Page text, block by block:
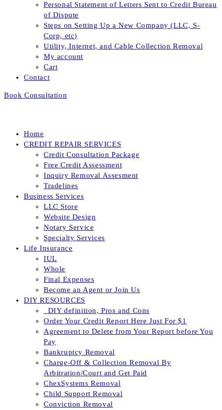
Personal Statement of Letters Sent to Credit Bureau
of Dispute
Steps on Setting Up a New Company (LLC, S-
Corp, etc)
Utility, Internet, and Cable Collection Removal
My account
Cart
Contact
Book Consultation
Home
CREDIT REPAIR SERVICES
Credit Consultation Package
Free Credit Assessment
Inquiry Removal Assesment
Tradelines
Business Services
LLC Store
Website Design
Notary Service
Specialty Services
Life Insurance
IUL
Whole
Final Expenses
Become an Agent or Join Us
DIY RESOURCES
_DIY definition, Pros and Cons
Order Your Credit Report Here Just For $1
Agreement to Delete from Your Report before You
Pay
Bankruptcy Removal
Charge-Off & Collection Removal By
Arbitration/Court and Get Paid
ChexSystems Removal
Child Support Removal
Conviction Removal